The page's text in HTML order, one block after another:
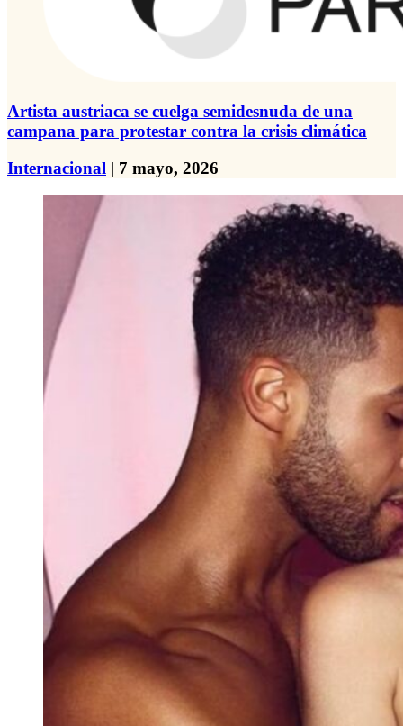
Artista austriaca se cuelga semidesnuda de una
campana para protestar contra la crisis climática
Internacional | 7 mayo, 2026